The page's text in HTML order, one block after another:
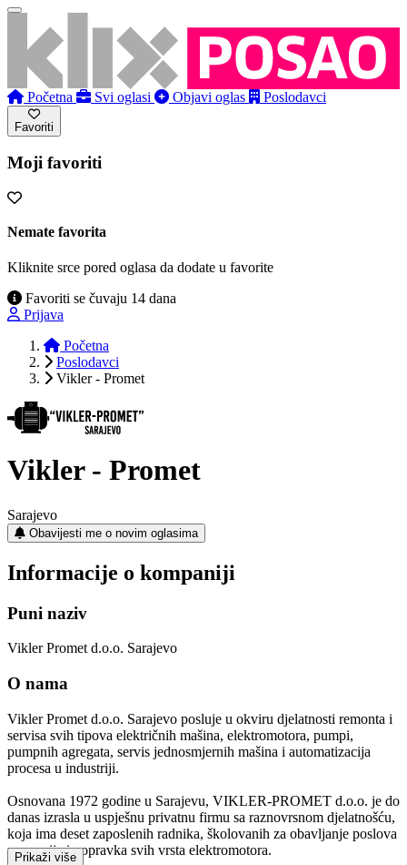
Početna Svi oglasi Objavi oglas Poslodavci
Favoriti
Moji favoriti
Nemate favorita
Kliknite srce pored oglasa da dodate u favorite
Favoriti se čuvaju 14 dana
Prijava
Početna
Poslodavci
Vikler - Promet
Vikler - Promet
Sarajevo
Obavijesti me o novim oglasima
Informacije o kompaniji
Puni naziv
Vikler Promet d.o.o. Sarajevo
O nama
Vikler Promet d.o.o. Sarajevo posluje u okviru djelatnosti remonta i
servisa svih tipova električnih mašina, elektromotora, pumpi,
pumpnih agregata, servis jednosmjernih mašina i automatizacija
procesa u industriji.
Osnovana 1972 godine u Sarajevu, VIKLER-PROMET d.o.o. je do
danas izrasla u uspješnu privatnu firmu sa raznovrsnom djelatnošću,
koja ima deset zaposlenih radnika, školovanih za obavljanje poslova
reparacije i popravka svih vrsta elektromotora.
Prikaži više